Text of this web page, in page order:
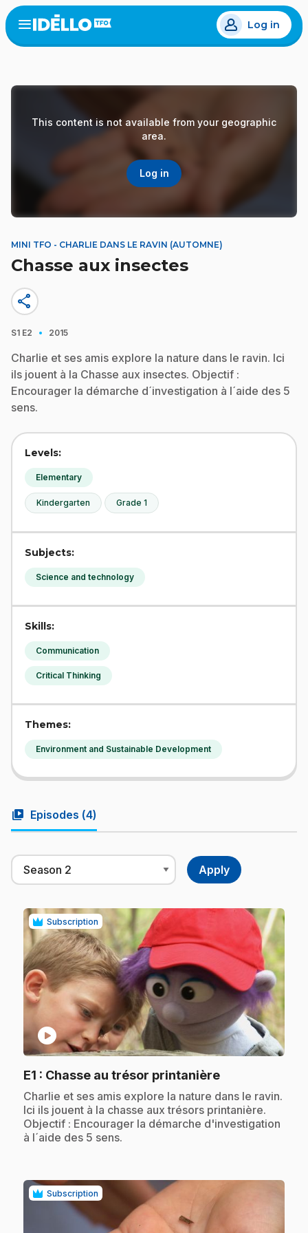
Skip
to
main
Open
menu
Log in
This content is not available from your geographic
area.
Log in
MINI TFO - CHARLIE DANS LE RAVIN (AUTOMNE)
Chasse aux insectes
share
S1 E2 · 2015
Charlie et ses amis explore la nature dans le ravin. Ici
ils jouent à la Chasse aux insectes. Objectif :
Encourager la démarche d´investigation à l´aide des 5
sens.
Levels:
Elementary
Kindergarten Grade 1
Subjects:
Science and technology
Skills:
Communication
Critical Thinking
Themes:
Environment and Sustainable Development
video_library Episodes (4)
Subscription
play_circle
E1 : Chasse au trésor printanière.
.Charlie et ses amis explore la nature dans le ravin.
Ici ils jouent à la chasse aux trésors printanière.
Objectif : Encourager la démarche d'investigation
à l´aide des 5 sens.
Subscription